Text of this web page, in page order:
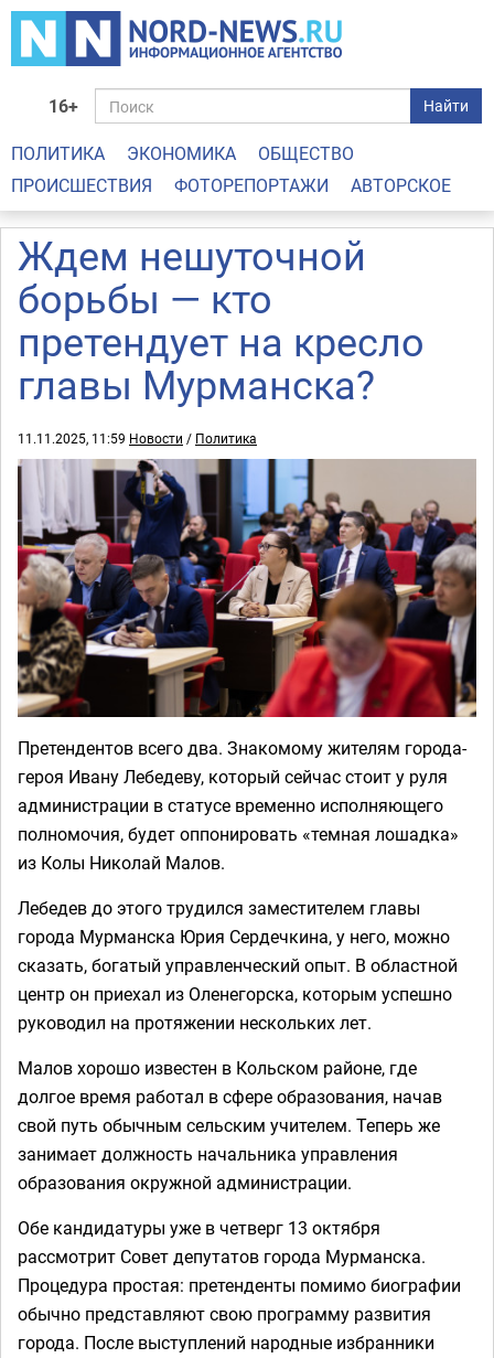
16+ Найти
ПОЛИТИКА ЭКОНОМИКА
ОБЩЕСТВО
ПРОИСШЕСТВИЯ
ФОТОРЕПОРТАЖИ АВТОРСКОЕ
Ждем нешуточной
борьбы — кто
претендует на кресло
главы Мурманска?
11.11.2025, 11:59 Новости / Политика
Претендентов всего два. Знакомому жителям города-
героя Ивану Лебедеву, который сейчас стоит у руля
администрации в статусе временно исполняющего
полномочия, будет оппонировать «темная лошадка»
из Колы Николай Малов.
Лебедев до этого трудился заместителем главы
города Мурманска Юрия Сердечкина, у него, можно
сказать, богатый управленческий опыт. В областной
центр он приехал из Оленегорска, которым успешно
руководил на протяжении нескольких лет.
Малов хорошо известен в Кольском районе, где
долгое время работал в сфере образования, начав
свой путь обычным сельским учителем. Теперь же
занимает должность начальника управления
образования окружной администрации.
Обе кандидатуры уже в четверг 13 октября
рассмотрит Совет депутатов города Мурманска.
Процедура простая: претенденты помимо биографии
обычно представляют свою программу развития
города. После выступлений народные избранники